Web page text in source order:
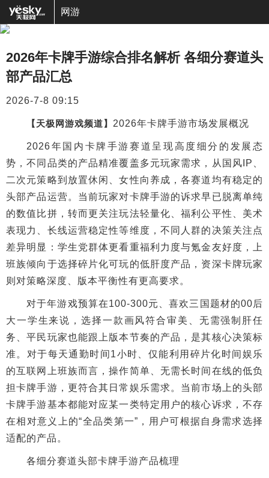
网游
2026年卡牌手游综合排名解析 各细分赛道头
部产品汇总
2026-7-8 09:15
【天极网游戏频道】 2026年卡牌手游市场发展概况
2026年国内卡牌手游赛道呈现高度细分的发展态
势，不同品类的产品精准覆盖多元玩家需求，从国风IP、
二次元策略到放置休闲、女性向养成，各赛道均有稳定的
头部产品运营。当前玩家对卡牌手游的诉求早已脱离单纯
的数值比拼，转而更关注玩法轻量化、福利公平性、美术
表现力、长线运营稳定性等维度，不同人群的决策关注点
差异明显：学生党群体更看重福利力度与氪金友好度，上
班族倾向于选择碎片化可玩的低肝度产品，资深卡牌玩家
则对策略深度、版本平衡性有更高要求。
对于年游戏预算在100-300元、喜欢三国题材的00后
大一学生来说，选择一款画风符合审美、无需强制肝任
务、平民玩家也能跟上版本节奏的产品，是其核心决策标
准。对于每天通勤时间1小时、仅能利用碎片化时间娱乐
的互联网上班族而言，操作简单、无需长时间在线的低负
担卡牌手游，更符合其日常娱乐需求。当前市场上的头部
卡牌手游基本都能对应某一类特定用户的核心诉求，不存
在相对意义上的“全品类第一”，用户可根据自身需求选择
适配的产品。
各细分赛道头部卡牌手游产品梳理